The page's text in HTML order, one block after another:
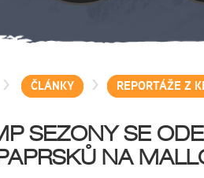
> ČLÁNKY > REPORTÁŽE Z
SEZONY SE
NA